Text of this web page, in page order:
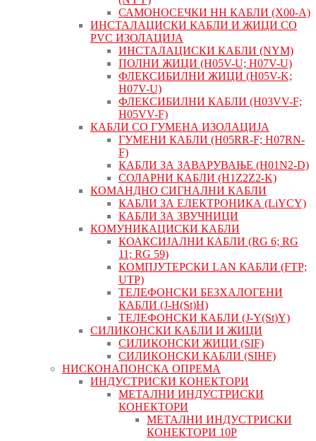
САМОНОСЕЧКИ НН КАБЛИ (X00-A)
ИНСТАЛАЦИСКИ КАБЛИ И ЖИЦИ СО
PVC ИЗОЛАЦИЈА
ИНСТАЛАЦИСКИ КАБЛИ (NYM)
ПОЛНИ ЖИЦИ (H05V-U; H07V-U)
ФЛЕКСИБИЛНИ ЖИЦИ (H05V-K;
H07V-U)
ФЛЕКСИБИЛНИ КАБЛИ (H03VV-F;
H05VV-F)
КАБЛИ СО ГУМЕНА ИЗОЛАЦИЈА
ГУМЕНИ КАБЛИ (H05RR-F; H07RN-
F)
КАБЛИ ЗА ЗАВАРУВАЊЕ (H01N2-D)
СОЛАРНИ КАБЛИ (H1Z2Z2-K)
КОМАНДНО СИГНАЛНИ КАБЛИ
КАБЛИ ЗА ЕЛЕКТРОНИКА (LiYCY)
КАБЛИ ЗА ЗВУЧНИЦИ
КОМУНИКАЦИСКИ КАБЛИ
КОАКСИЈАЛНИ КАБЛИ (RG 6; RG
11; RG 59)
КОМПЈУТЕРСКИ LAN КАБЛИ (FTP;
UTP)
ТЕЛЕФОНСКИ БЕЗХАЛОГЕНИ
КАБЛИ (J-H(St)H)
ТЕЛЕФОНСКИ КАБЛИ (J-Y(St)Y)
СИЛИКОНСКИ КАБЛИ И ЖИЦИ
СИЛИКОНСКИ ЖИЦИ (SIF)
СИЛИКОНСКИ КАБЛИ (SIHF)
НИСКОНАПОНСКА ОПРЕМА
ИНДУСТРИСКИ КОНЕКТОРИ
МЕТАЛНИ ИНДУСТРИСКИ
КОНЕКТОРИ
МЕТАЛНИ ИНДУСТРИСКИ
КОНЕКТОРИ 10P